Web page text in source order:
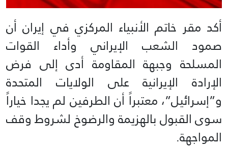
أكد مقر خاتم الأنبياء المركزي في إيران أن
صمود الشعب الإيراني وأداء القوات
المسلحة وجبهة المقاومة أدى إلى فرض
الإرادة الإيرانية على الولايات المتحدة
و”إسرائيل”، معتبراً أن الطرفين لم يجدا خياراً
سوى القبول بالهزيمة والرضوخ لشروط وقف
المواجهة.